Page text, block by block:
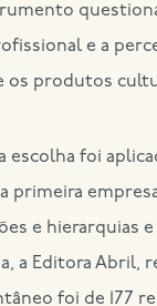
e a
os produtos
foi
e hierarquias
a Editora
foi de 177